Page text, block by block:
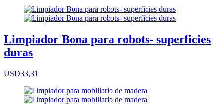
Limpiador Bona para robots- superficies
duras
USD33,31